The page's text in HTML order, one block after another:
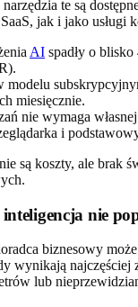
te są
jak i jako usługi
AI spadły o
modelu
miesięcznie.
nie wymaga
i
są koszty, ale brak
nie
biznesowy
wynikają najczęściej
lub